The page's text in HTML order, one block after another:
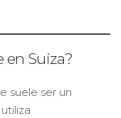
en Suiza?
suele ser un